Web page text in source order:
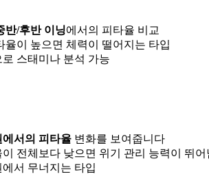
반/후반 이닝에서의 피타율 비교
율이 높으면 체력이 떨어지는 타입
스태미나 분석 가능
에서의 피타율 변화를 보여줍니다
전체보다 낮으면 위기 관리 능력이 뛰어
서 무너지는 타입